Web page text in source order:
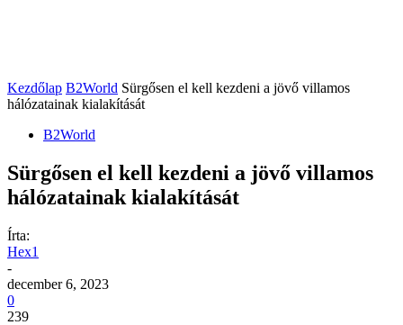
Kezdőlap B2World Sürgősen el kell kezdeni a jövő villamos
hálózatainak kialakítását
B2World
Sürgősen el kell kezdeni a jövő villamos
hálózatainak kialakítását
Írta:
Hex1
-
december 6, 2023
0
239